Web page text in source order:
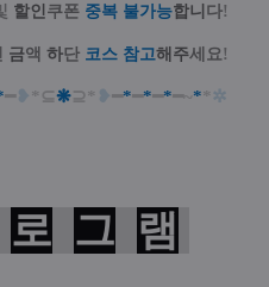
할인 쿠폰 중복 불가능합니 다!
금액 하단 코스 참고해주세요 !
━❥*⊆❋⊇* ❥━*━*━*━~** ✲
로 그 램